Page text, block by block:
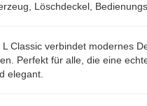
Löschdeckel,
Classic verbindet modernes
Perfekt für alle, die eine
elegant.